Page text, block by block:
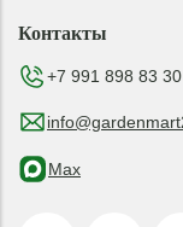
Контакты
+7 991 898 83 30
Max